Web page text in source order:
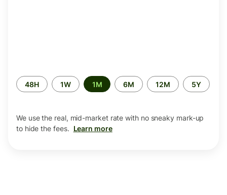
Time
period
48H 1W 1M 6M 12M 5Y
We use the real, mid-market rate with no sneaky mark-up
to hide the fees. Learn more